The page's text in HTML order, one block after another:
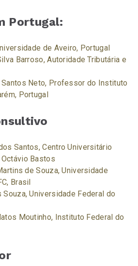
Portugal:
de Aveiro, Portugal
Barroso, Autoridade Tributária e
Santos Neto, Professor do Instituto
Portugal
Santos, Centro Universitário
Bastos
de Souza, Universidade
Brasil
Souza, Universidade Federal do
Moutinho, Instituto Federal do